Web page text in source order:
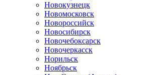
Новокузнецк
Новомосковск
Новороссийск
Новосибирск
Новочебоксарск
Новочеркасск
Норильск
Ноябрьск